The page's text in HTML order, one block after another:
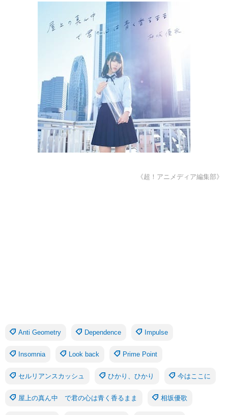
《超！アニメディア編集部》
Anti Geometry Dependence Impulse
Insomnia Look back Prime Point
セルリアンスカッシュ ひかり、ひかり 今はここに
屋上の真ん中 で君の心は青く香るまま 相坂優歌